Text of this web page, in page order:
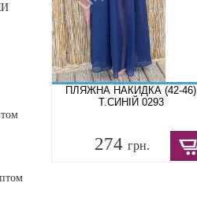
ПЛЯЖНА НАКИДКА (42-46)
Т.СИНІЙ 0293
274 грн.